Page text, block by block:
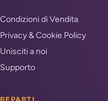
Condizioni di Vendita
Privacy & Cookie Policy
Unisciti a noi
Supporto